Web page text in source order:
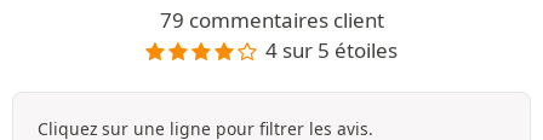
79 commentaires client
4 sur 5 étoiles
Cliquez sur une ligne pour filtrer les avis.